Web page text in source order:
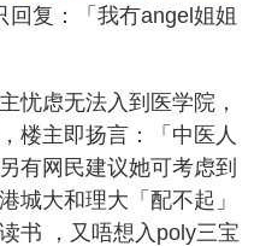
回复：「我冇angel姐姐
忧虑无法入到医学院，
楼主即扬言：「中医人
有网民建议她可考虑到
城大和理大「配不起」
书 ，又唔想入poly三宝